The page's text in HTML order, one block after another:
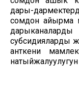
дары-
сомдон айырма
субсидияларды
анткени